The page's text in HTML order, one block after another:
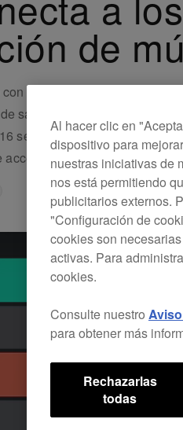
de
Splice, la plataforma de
samples de Splice Sounds
sea el primer hardware
acceso gratuito a Splice
Al hacer clic en
dispositivo para
nuestras iniciativas de
nos está permitiendo
publicitarios externos.
"Configuración de
cookies son
activas. Para
cookies.
Consulte nuestro
para obtener más
Rechazarlas
todas